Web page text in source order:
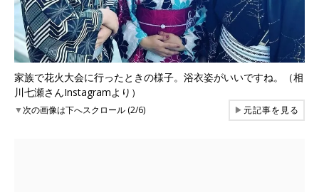
家族で花火大会に行ったときの様子。浴衣姿がいいですね。（相
川七瀬さんInstagramより）
▼次の画像は下へスクロール (2/6) ▶元記事を見る